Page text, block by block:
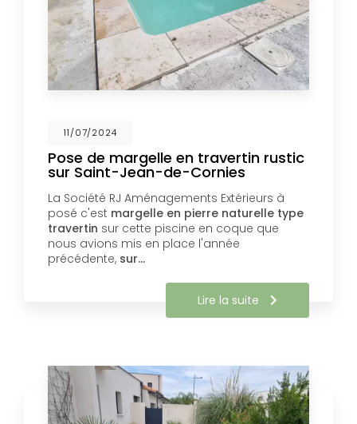
11/07/2024
Pose de margelle en travertin rustic
sur Saint-Jean-de-Cornies
La Société RJ Aménagements Extérieurs à
posé c'est margelle en pierre naturelle type
travertin sur cette piscine en coque que
nous avions mis en place l'année
précédente, sur…
Lire la suite